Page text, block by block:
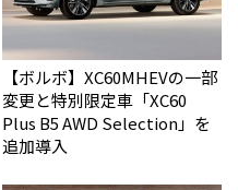
【ボルボ】XC60MHEVの一部
変更と特別限定車「XC60
Plus B5 AWD Selection」を
追加導入